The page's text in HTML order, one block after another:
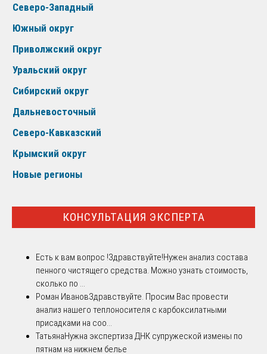
Северо-Западный
Южный округ
Приволжский округ
Уральский округ
Сибирский округ
Дальневосточный
Северо-Кавказский
Крымский округ
Новые регионы
КОНСУЛЬТАЦИЯ ЭКСПЕРТА
Есть к вам вопрос !Здравствуйте!Нужен анализ состава
пенного чистящего средства. Можно узнать стоимость,
сколько по ...
Роман ИвановЗдравствуйте. Просим Вас провести
анализ нашего теплоносителя с карбоксилатными
присадками на соо...
ТатьянаНужна экспертиза ДНК супружеской измены по
пятнам на нижнем белье